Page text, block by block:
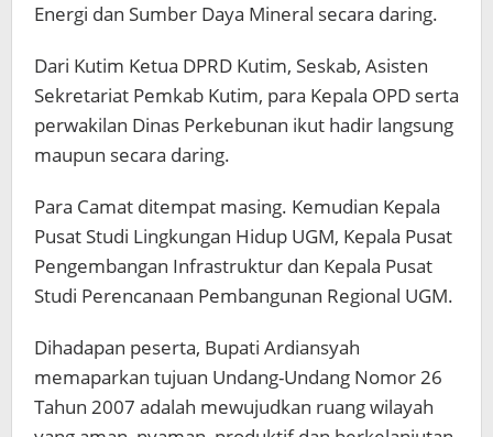
Energi dan Sumber Daya Mineral secara daring.
Dari Kutim Ketua DPRD Kutim, Seskab, Asisten
Sekretariat Pemkab Kutim, para Kepala OPD serta
perwakilan Dinas Perkebunan ikut hadir langsung
maupun secara daring.
Para Camat ditempat masing. Kemudian Kepala
Pusat Studi Lingkungan Hidup UGM, Kepala Pusat
Pengembangan Infrastruktur dan Kepala Pusat
Studi Perencanaan Pembangunan Regional UGM.
Dihadapan peserta, Bupati Ardiansyah
memaparkan tujuan Undang-Undang Nomor 26
Tahun 2007 adalah mewujudkan ruang wilayah